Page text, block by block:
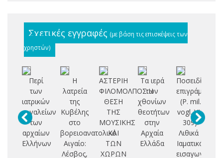
Σχετικές εγγραφές (με βάση τις επισκέψεις των
χρηστών)
Περί
των
ιατρικών
εργαλείων
των
αρχαίων
Ελλήνων
Η
λατρεία
της
Κυβέλης
στο
βορειοανατολικό
Αιγαίο:
Λέσβος,
ΑΣΤΕΡΙΗ
ΦΙΛΟΜΟΛΠΟΣ:Η
ΘΕΣΗ
ΤΗΣ
ΜΟΥΣΙΚΗΣ
ΚΑΙ
ΤΩΝ
ΧΩΡΩΝ
Τα ιερά
των
χθονίων
θεοτήτων
στην
Αρχαία
Ελλάδα
Ποσειδίππου
επιγράμματα
(P. mil.
vogl. VIII
309):
Λιθικά -
Ιαματικά:
εισαγωγή,